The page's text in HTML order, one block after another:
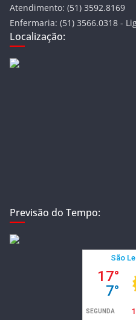
Atendimento: (51) 3592.8169
Enfermaria: (51) 3566.0318 -
Localização:
Previsão do Tempo: